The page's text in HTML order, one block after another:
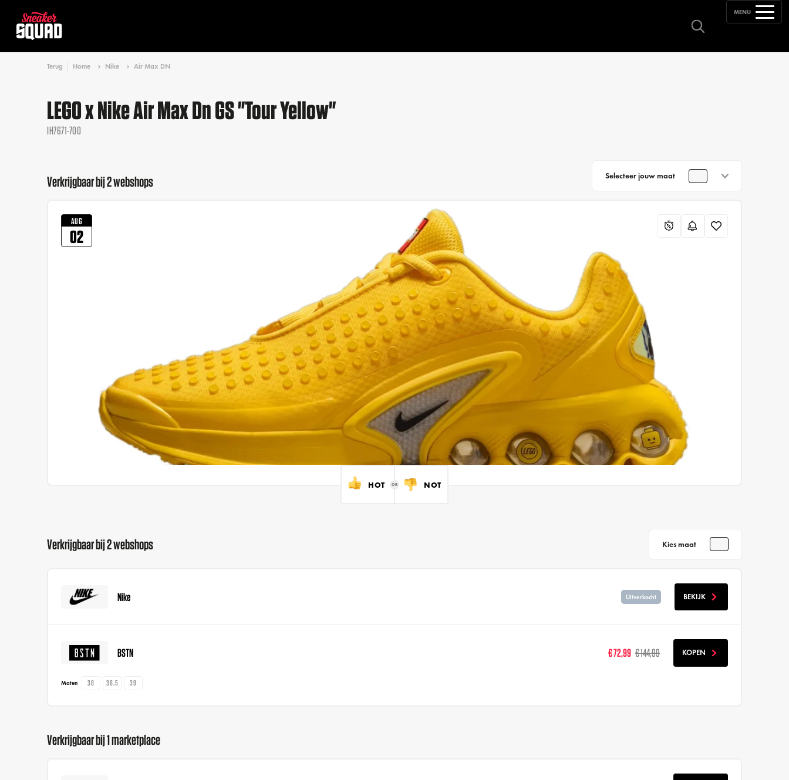
MENU
Terug Home Nike Air Max DN
LEGO x Nike Air Max Dn GS "Tour Yellow"
IH7671-700
Verkrijgbaar bij 2 webshops Selecteer jouw maat
AUG
02
HOT NOT
Verkrijgbaar bij 2 webshops Kies maat
Nike Uitverkocht BEKIJK
BSTN € 72,99 € 144,99 KOPEN
Maten 38 38.5 39
Verkrijgbaar bij 1 marketplace